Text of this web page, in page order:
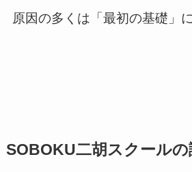
原因の多くは「最初の基礎」
SOBOKU二胡スクール